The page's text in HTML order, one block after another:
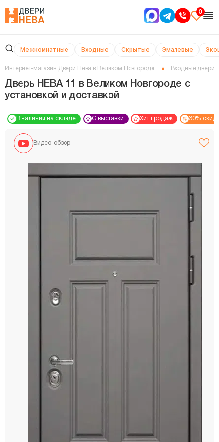
0
Межкомнатные Входные Скрытые Эмалевые
Интернет-магазин Двери Нева в Великом Новгороде Входные двери
Дверь НЕВА 11 в Великом Новгороде с
установкой и доставкой
В наличии на складе С выставки Хит продаж 30%
Видео-обзор